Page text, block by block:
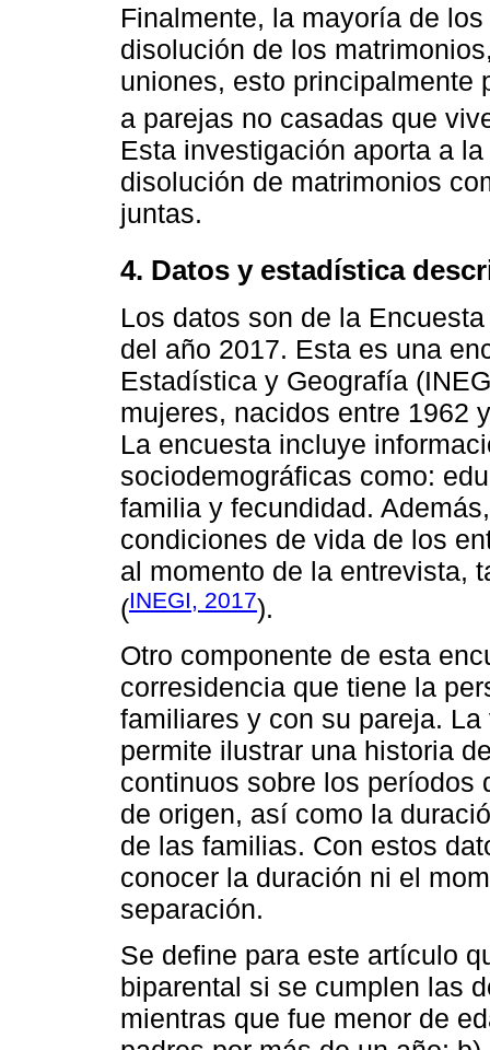
Finalmente, la mayoría de
disolución de los
uniones, esto principalmente
a parejas no casadas que
Esta investigación aporta a
disolución de matrimonios
juntas.
4. Datos y estadística
Los datos son de la
del año 2017. Esta es una
Estadística y Geografía
mujeres, nacidos entre 1962
La encuesta incluye
sociodemográficas como:
familia y fecundidad.
condiciones de vida de los
al momento de la entrevista,
(INEGI, 2017).
Otro componente de esta
corresidencia que tiene la
familiares y con su pareja.
permite ilustrar una historia
continuos sobre los períodos
de origen, así como la
de las familias. Con estos
conocer la duración ni el
separación.
Se define para este artículo
biparental si se cumplen las
mientras que fue menor de